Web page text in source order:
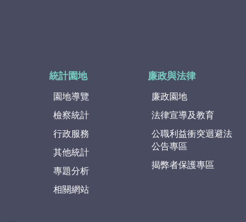
統計園地
園地導覽
檢察統計
行政服務
其他統計
專題分析
相關網站
廉政與法律
廉政園地
法律宣導及教育
公職利益衝突迴避法
公告專區
揭弊者保護專區